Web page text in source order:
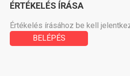
ÉRTÉKELÉS ÍRÁSA
Értékelés írásához be kell
BELÉPÉS